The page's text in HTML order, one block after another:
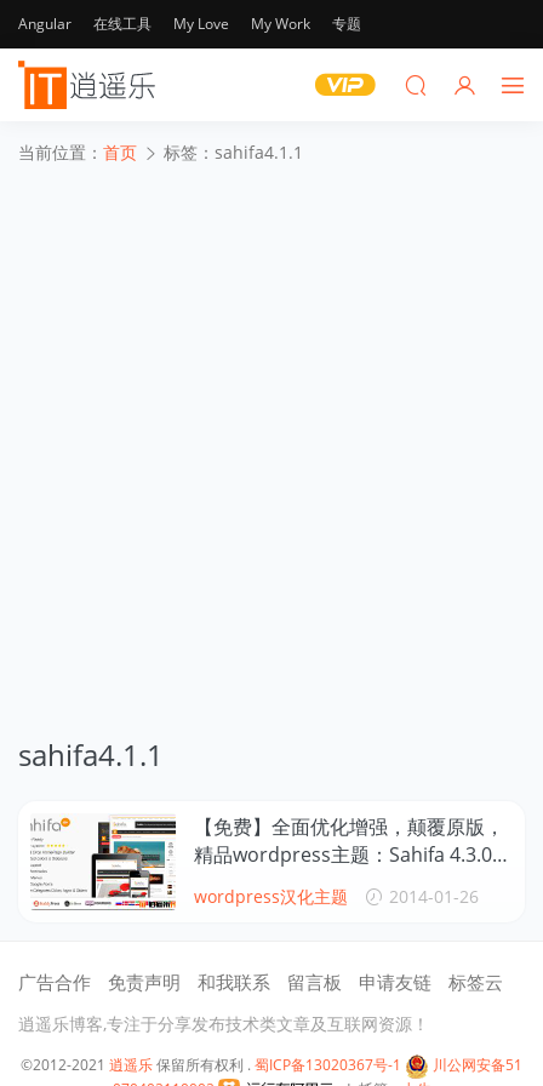
Angular 在线工具 My Love My Work 专题
当前位置： 首页 标签：sahifa4.1.1
sahifa4.1.1
【免费】全面优化增强，颠覆原版，
精品wordpress主题：Sahifa 4.3.0中
wordpress汉化主题 2014-01-26
广告合作 免责声明 和我联系 留言板 申请友链 标签云
逍遥乐博客,专注于分享发布技术类文章及互联网资源！
©2012-2021 逍遥乐保留所有权利 . 蜀ICP备13020367号-1
川公网安备51